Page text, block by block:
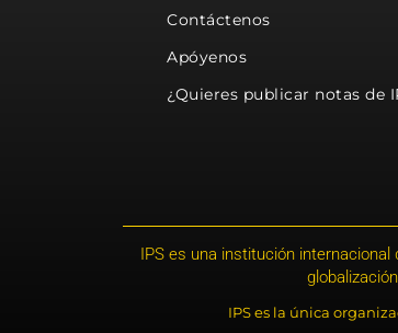
Contáctenos
Apóyenos
¿Quieres publicar notas de
IPS es una institución
IPS es la única